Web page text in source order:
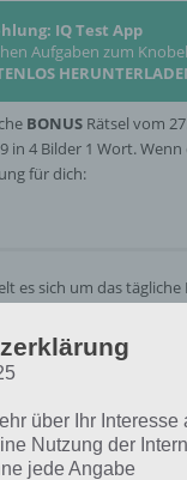
IQ Test App
Aufgaben zum
BONUS Rätsel vom
in 4 Bilder 1 Wort.
für dich:
es sich um das tägliche
die Links
war:
2018: Schau mal, was
gesucht war
über Ihr Interesse
Nutzung der
jede Angabe